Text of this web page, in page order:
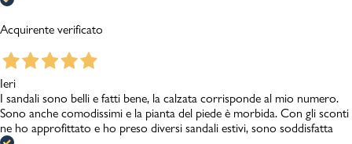
Acquirente verificato
Ieri
I sandali sono belli e fatti bene, la calzata corrisponde al mio numero.
Sono anche comodissimi e la pianta del piede è morbida. Con gli sconti
ne ho approfittato e ho preso diversi sandali estivi, sono soddisfatta